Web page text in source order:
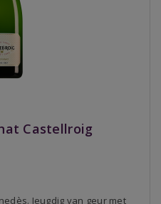
Castellroig
Jeugdig van geur met